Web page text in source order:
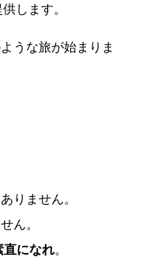
します。
うな旅が始まりま
りません。
ん。
直になれ。